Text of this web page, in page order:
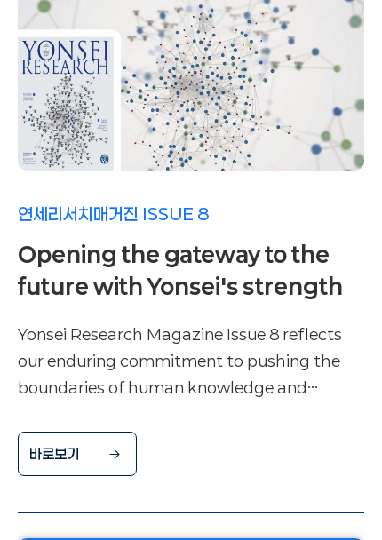
연세리서치매거진 ISSUE 8
Opening the gateway to the
future with Yonsei's strength
Yonsei Research Magazine Issue 8 reflects
our enduring commitment to pushing the
boundaries of human knowledge and
guiding vision of "Empowering Yonsei,
Walking Together," this issue spotlights
바로보기